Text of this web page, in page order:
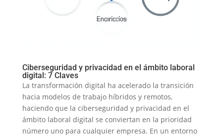
Ciberseguridad y privacidad en el ámbito laboral
digital: 7 Claves
La transformación digital ha acelerado la transición
hacia modelos de trabajo híbridos y remotos,
haciendo que la ciberseguridad y privacidad en el
ámbito laboral digital se conviertan en la prioridad
número uno para cualquier empresa. En un entorno